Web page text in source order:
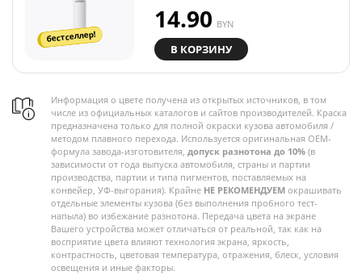
бестселлер!
14.90 BYN
В КОРЗИНУ
Информация о цвете получена из открытых источников, в том
числе из официальных каталогов и сайтов производителей. Краска
предназначена только для полной окраски кузова автомобиля /
методом плавного перехода. Используется оригинальная OEM-
формула завода-изготовителя, допуск разнотона до 10% (в
зависимости от года выпуска автомобиля, страны и партии
производства, партии и типа пигментов, поставляемых на
конвейер, УФ-выгорания). Крайне НЕ РЕКОМЕНДУЕМ окрашивать
отдельные элементы кузова (без выполнения пробного тест-
напыла) во избежание разнотона. Передача цвета на экране
Вашего устройства может отличаться от реальной, так как на
восприятие цвета влияют технология экрана, яркость,
контрастность, цветовая температура, отражения, блеск, условия
освещения и иные факторы.